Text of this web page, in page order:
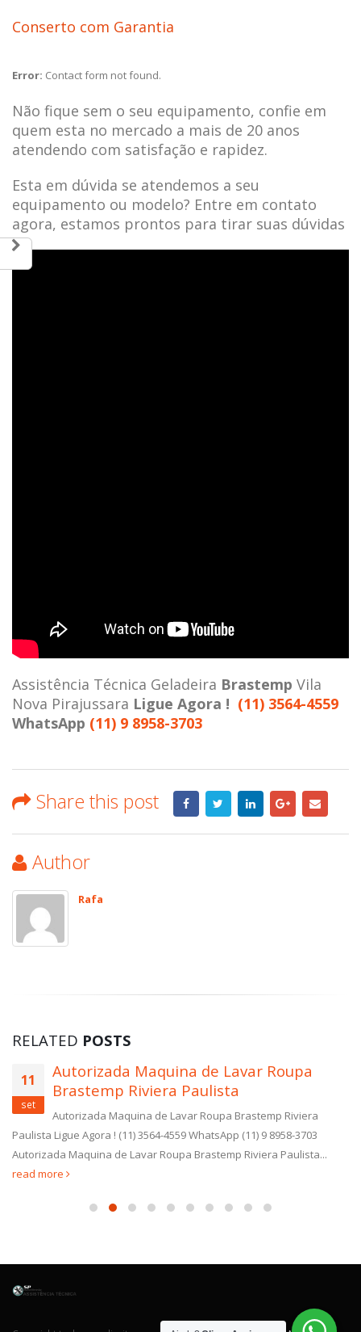
Conserto com Garantia
Error: Contact form not found.
Não fique sem o seu equipamento, confie em
quem esta no mercado a mais de 20 anos
atendendo com satisfação e rapidez.
Esta em dúvida se atendemos a seu
equipamento ou modelo? Entre em contato
agora, estamos prontos para tirar suas dúvidas
Assistência Técnica Geladeira Brastemp Vila
Nova Pirajussara Ligue Agora ! (11) 3564-4559
WhatsApp (11) 9 8958-3703
Share this post
Author
Rafa
RELATED POSTS
12
set
Conserto Lava e Seca Brastemp Jardim
Vitória
Conserto Lava e Seca Brastemp Jardim Vitória Ligue Agora
! (11) 3564-4559 WhatsApp (11) 9 8958-3703 Conserto Lava e Seca
Brastemp Jardim Vitória todos os...read more
Copyright todos os direitos reservados. Desenvolvido por Agência